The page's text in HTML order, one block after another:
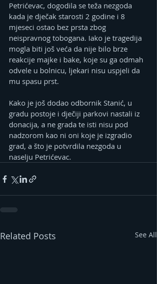
Petrićevac, dogodila se teža nezgoda
kada je dječak starosti 2 godine i 8
mjeseci ostao bez prsta zbog
neispravnog tobogana. Iako je tragedija
mogla biti još veća da nije bilo brze
reakcije majke i bake, koje su ga odmah
odvele u bolnicu, ljekari nisu uspjeli da
mu spasu prst.
Kako je još dodao odbornik Stanić, u
gradu postoje i dječiji parkovi nastali iz
donacija, a ne grada te isti nisu pod
nadzorom kao ni oni koje je izgradio
grad, a što je potvrdila nezgoda u
naselju Petrićevac.
Related Posts See All